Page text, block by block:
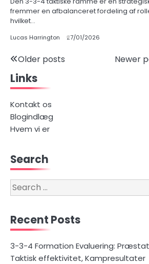
fremmer en afbalanceret fordeling af
hvilket…
Lucas Harrington 27/01/2026
Posts
navigation
Older posts Newer
Links
Kontakt os
Blogindlæg
Hvem vi er
Search
Search
for:
Recent Posts
3-3-4 Formation Evaluering:
Taktisk effektivitet, Kampresultater